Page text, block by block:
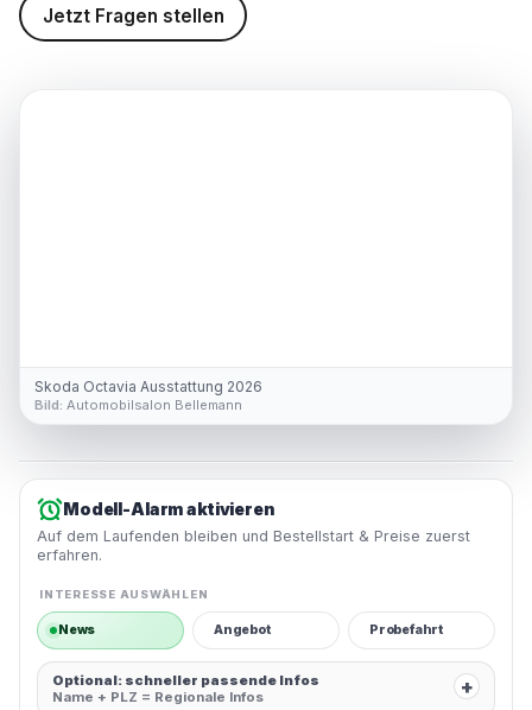
Jetzt Fragen stellen
Skoda Octavia Ausstattung 2026
Bild: Automobilsalon Bellemann
Modell-Alarm aktivieren
Auf dem Laufenden bleiben und Bestellstart & Preise zuerst
erfahren.
INTERESSE AUSWÄHLEN
News Angebot Probefahrt
Optional: schneller passende Infos
Name + PLZ = Regionale Infos
+
weiterführende